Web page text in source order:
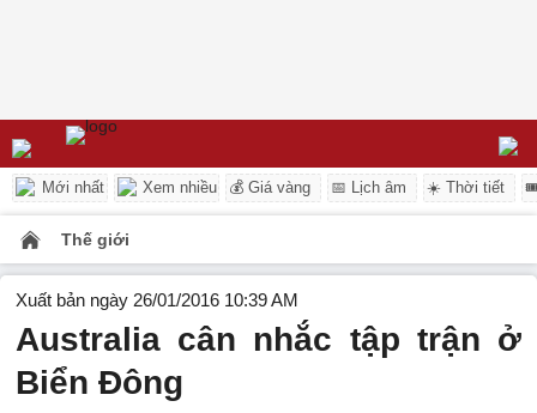
Mới nhất Xem nhiều 💰 Giá vàng 📅 Lịch âm ☀️ Thời tiết
Thế giới
Xuất bản ngày 26/01/2016 10:39 AM
Australia cân nhắc tập trận ở
Biển Đông